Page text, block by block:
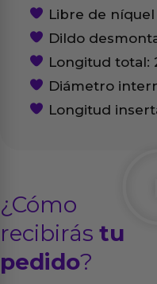
Libre de níquel
Dildo
Longitud total:
Diámetro
Longitud
¿Cómo
recibirás tu
pedido?